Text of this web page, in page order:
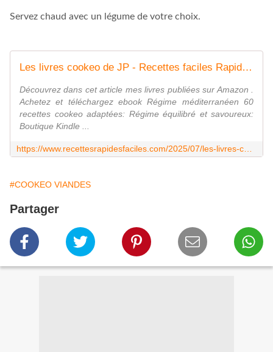
Servez chaud avec un légume de votre choix.
Les livres cookeo de JP - Recettes faciles Rapides au Cookeo et autres robots ou sans
Découvrez dans cet article mes livres publiées sur Amazon .
Achetez et téléchargez ebook Régime méditerranéen 60
recettes cookeo adaptées: Régime équilibré et savoureux:
Boutique Kindle ...
#COOKEO VIANDES
Partager